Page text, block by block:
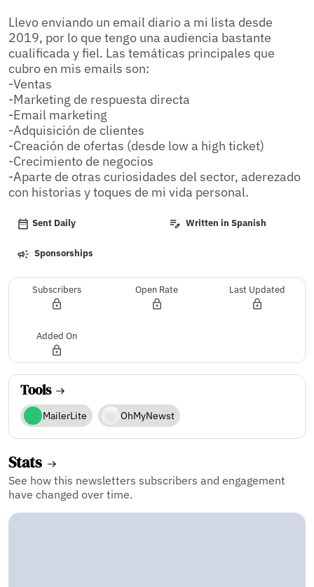
Llevo enviando un email diario a mi lista desde
2019, por lo que tengo una audiencia bastante
cualificada y fiel. Las temáticas principales que
cubro en mis emails son:
-Ventas
-Marketing de respuesta directa
-Email marketing
-Adquisición de clientes
-Creación de ofertas (desde low a high ticket)
-Crecimiento de negocios
-Aparte de otras curiosidades del sector, aderezado
con historias y toques de mi vida personal.
Sent Daily Written in Spanish
Sponsorships
Subscribers Open Rate Last Updated
Added On
Tools
MailerLite OhMyNewst
Stats
See how this newsletters subscribers and engagement
have changed over time.